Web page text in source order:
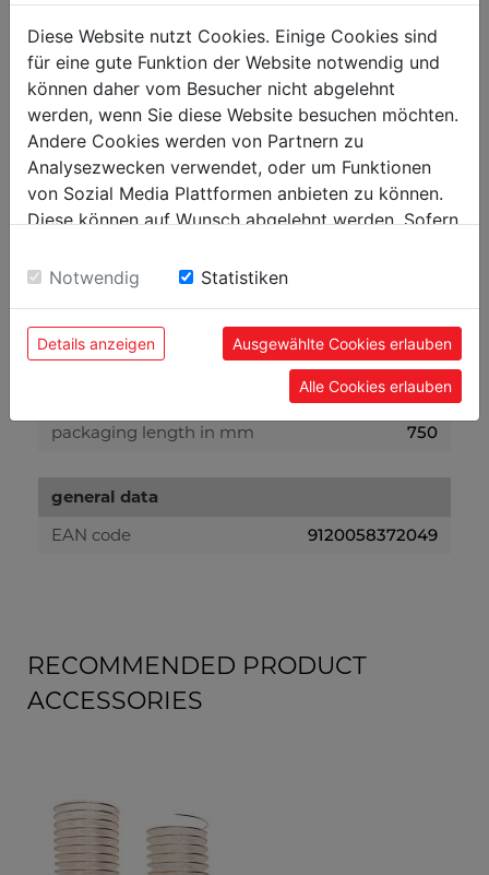
max. cutting width at parallel fence in mm 710
circular saws
sawblade in mm
254 / 30
weight
net weight in kg
108
packaging height in mm
510
620
packaging length in mm
750
general data
EAN code
9120058372049
RECOMMENDED PRODUCT
ACCESSORIES
Diese Website nutzt Cookies. Einige Cookies sind
für eine gute Funktion der Website notwendig und
können daher vom Besucher nicht abgelehnt
werden, wenn Sie diese Website besuchen möchten.
Andere Cookies werden von Partnern zu
Analysezwecken verwendet, oder um Funktionen
von Sozial Media Plattformen anbieten zu können.
Diese können auf Wunsch abgelehnt werden. Sofern
Einwilligung zu unseren Cookies.
Notwendig Statistiken
Details anzeigen Ausgewählte Cookies erlauben
Alle Cookies erlauben